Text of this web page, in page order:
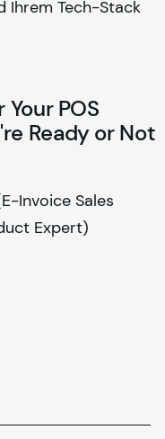
Ihrem Tech-Stack
POS
Ready or Not
Invoice Sales
Expert)